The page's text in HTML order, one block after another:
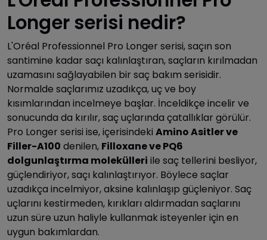
Longer serisi nedir?
L'Oréal Professionnel Pro Longer serisi, saçın son
santimine kadar saçı kalınlaştıran, saçların kırılmadan
uzamasını sağlayabilen bir saç bakım serisidir.
Normalde saçlarımız uzadıkça, uç ve boy
kısımlarından incelmeye başlar. İnceldikçe incelir ve
sonucunda da kırılır, saç uçlarında çatallıklar görülür.
Pro Longer serisi ise, içerisindeki Amino Asitler ve
Filler-A100 denilen, Filloxane ve PQ6
dolgunlaştırma molekülleri ile saç tellerini besliyor,
güçlendiriyor, saçı kalınlaştırıyor. Böylece saçlar
uzadıkça incelmiyor, aksine kalınlaşıp güçleniyor. Saç
uçlarını kestirmeden, kırıkları aldırmadan saçlarını
uzun süre uzun haliyle kullanmak isteyenler için en
uygun bakımlardan.